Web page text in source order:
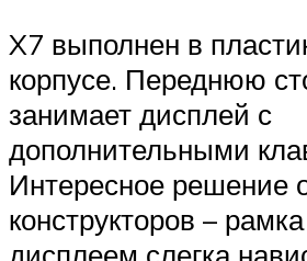
X7 выполнен в
корпусе. Переднюю
занимает дисплей с
дополнительными
Интересное решение
конструкторов –